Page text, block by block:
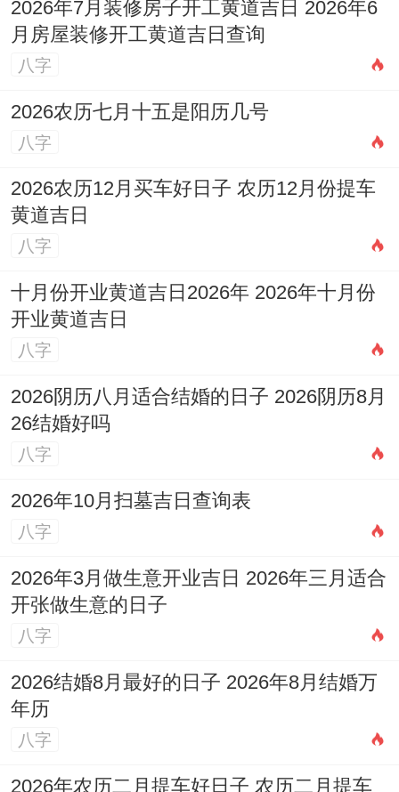
核心群体）。
1985乙丑年属牛人：天干乙木生丙火。事业
太岁」令过程波折反复，合作易生变数，感
情上注意因工作忽视伴侣感受，单身者易遇
短暂亲密而热情。
1997丁丑年属牛人：天干丁火劫财透出。竞
踏实地，避免卷入是非，财运不聚，忌冲动
消费与合伙投资。
易受外界干扰，家长需耐心疏导。健康注意
饮食安全与运动损伤。
1973年属牛男2026年月份运势逐月详解
正月（庚寅）：财星暗藏，事业开局平稳，
宜制定计划，但人际沟通易生误解，谨言慎
行。
二月（辛卯）：食伤生财，创意灵感迸发，
利于技术攻关或表达展示，但出行需注意安
全。
2026年7月装修房子开工黄道吉日 2026年6
月房屋装修开工黄道吉日查询
八字
2026农历七月十五是阳历几号
八字
2026农历12月买车好日子 农历12月份提车
黄道吉日
八字
十月份开业黄道吉日2026年 2026年十月份
开业黄道吉日
八字
2026阴历八月适合结婚的日子 2026阴历8月
26结婚好吗
八字
2026年10月扫墓吉日查询表
八字
2026年3月做生意开业吉日 2026年三月适合
开张做生意的日子
八字
2026结婚8月最好的日子 2026年8月结婚万
年历
八字
2026年农历二月提车好日子 农历二月提车